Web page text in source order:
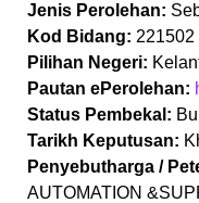
Jenis Perolehan:
Kod Bidang: 221502
Pilihan Negeri:
Pautan ePerolehan:
Status Pembekal:
Tarikh Keputusan:
Penyebutharga /
AUTOMATION